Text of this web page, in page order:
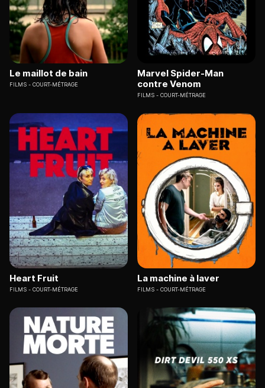
Le maillot de bain
FILMS COURT-MÉTRAGE
Marvel Spider-Man
contre Venom
FILMS COURT-MÉTRAGE
Heart Fruit
FILMS COURT-MÉTRAGE
La machine à laver
FILMS COURT-MÉTRAGE